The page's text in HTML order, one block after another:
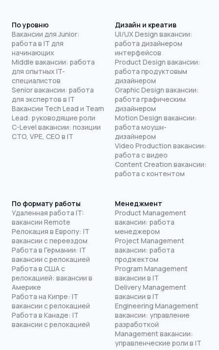
По уровню
Вакансии для Junior:
работа в IT для
начинающих
Middle вакансии: работа
для опытных IT-
специалистов
Senior вакансии: работа
для экспертов в IT
Вакансии Tech Lead и Team
Lead: руководящие роли
C-Level вакансии: позиции
CTO, VPE, CEO в IT
Дизайн и креатив
UI/UX Design вакансии:
работа дизайнером
интерфейсов
Product Design вакансии:
работа продуктовым
дизайнером
Graphic Design вакансии:
работа графическим
дизайнером
Motion Design вакансии:
работа моушн-
дизайнером
Video Production вакансии:
работа с видео
Content Creation вакансии:
работа с контентом
По формату работы
Удаленная работа IT:
вакансии Remote
Релокация в Европу: IT
вакансии с переездом
Работа в Германии: IT
вакансии с релокацией
Работа в США с
релокацией: вакансии в
Америке
Работа на Кипре: IT
вакансии с релокацией
Работа в Канаде: IT
вакансии с релокацией
Менеджмент
Product Management
вакансии: работа
менеджером
Project Management
вакансии: работа
проджектом
Program Management
вакансии в IT
Delivery Management
вакансии в IT
Engineering Management
вакансии: управление
разработкой
Management вакансии:
управленческие роли в IT